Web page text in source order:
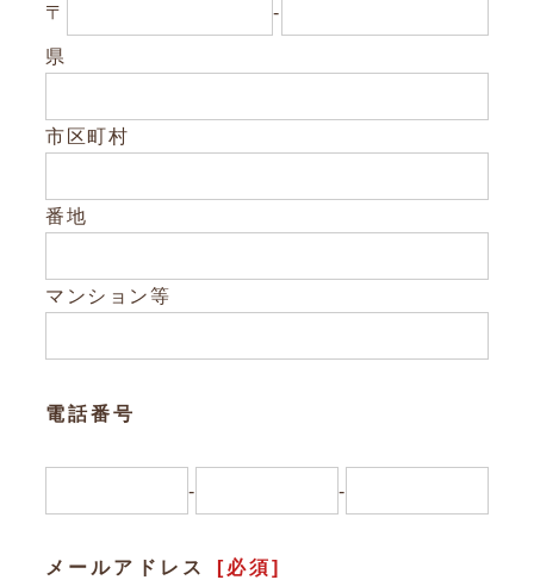
Dr.みのりんの実験室
対談シリーズ
ぎふの木コラム
Other
お問い合わせ
〒 -
県
市区町村
番地
マンション等
電話番号
- -
メールアドレス [必須]